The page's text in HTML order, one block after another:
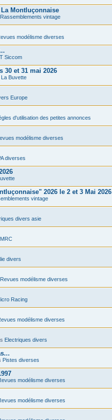
La Montluçonnaise
Rassemblements vintage
modélisme diverses
Siccom
30 et 31 mai 2026
La Buvette
Europe
d'utilisation des petites annonces
modélisme diverses
diverses
2026 le 2 et 3 Mai 2026
vintage
divers asie
divers
Revues modélisme diverses
Racing
modélisme diverses
Electriques divers
Pistes diverses
modélisme diverses
modélisme diverses